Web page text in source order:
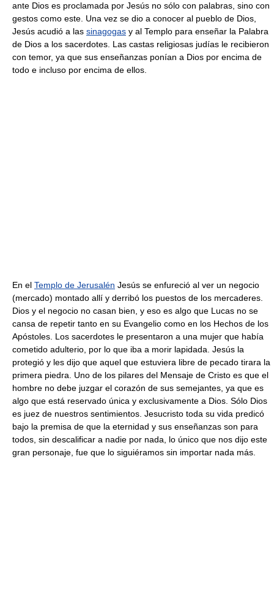
ante Dios es proclamada por Jesús no sólo con palabras, sino con
gestos como este. Una vez se dio a conocer al pueblo de Dios,
Jesús acudió a las sinagogas y al Templo para enseñar la Palabra
de Dios a los sacerdotes. Las castas religiosas judías le recibieron
con temor, ya que sus enseñanzas ponían a Dios por encima de
todo e incluso por encima de ellos.
En el Templo de Jerusalén Jesús se enfureció al ver un negocio
(mercado) montado allí y derribó los puestos de los mercaderes.
Dios y el negocio no casan bien, y eso es algo que Lucas no se
cansa de repetir tanto en su Evangelio como en los Hechos de los
Apóstoles. Los sacerdotes le presentaron a una mujer que había
cometido adulterio, por lo que iba a morir lapidada. Jesús la
protegió y les dijo que aquel que estuviera libre de pecado tirara la
primera piedra. Uno de los pilares del Mensaje de Cristo es que el
hombre no debe juzgar el corazón de sus semejantes, ya que es
algo que está reservado única y exclusivamente a Dios. Sólo Dios
es juez de nuestros sentimientos. Jesucristo toda su vida predicó
bajo la premisa de que la eternidad y sus enseñanzas son para
todos, sin descalificar a nadie por nada, lo único que nos dijo este
gran personaje, fue que lo siguiéramos sin importar nada más.